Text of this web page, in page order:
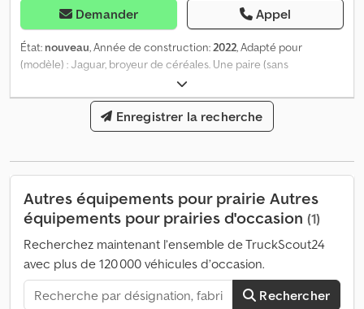
Demander Appel
État: nouveau, Année de construction:2022, Adapté pour
(modèle) : Jaguar, broyeur de céréales. Une paire (sans
emballage), diamètre 250 mm, 110/145 dents. Lieu de stockage :
17094 Pragsdorf. Credpfx Aozdg Eaen Hof
Enregistrer la recherche
Autres équipements pour prairie Autres
équipements pour prairies d'occasion (1)
Recherchez maintenant l’ensemble de TruckScout24
avec plus de 120 000 véhicules d’occasion.
Rechercher